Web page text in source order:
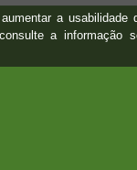
a usabilidade
a informação